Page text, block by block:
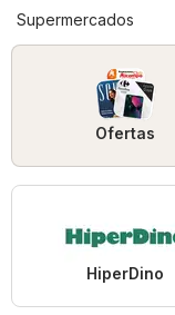
Supermercados
Ofertas
HiperDino